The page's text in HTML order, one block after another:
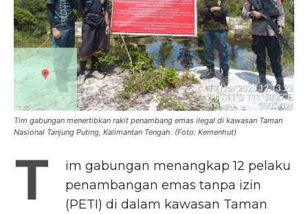
Tim gabungan menertibkan rakit penambang emas ilegal di kawasan Taman
Nasional Tanjung Puting, Kalimantan Tengah. (Foto: Kemenhut)
T
im gabungan menangkap 12 pelaku
penambangan emas tanpa izin
(PETI) di dalam kawasan Taman